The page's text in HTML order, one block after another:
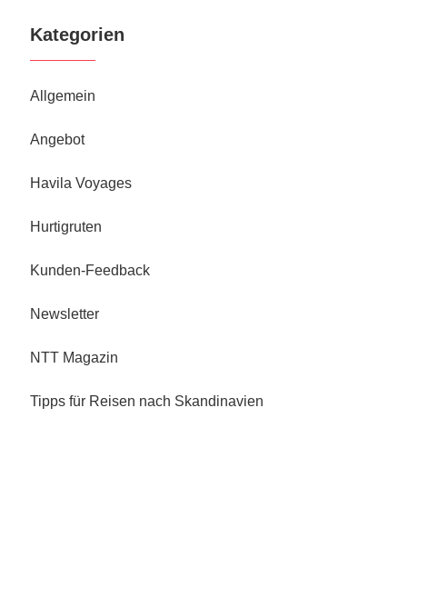
Kategorien
Allgemein
Angebot
Havila Voyages
Hurtigruten
Kunden-Feedback
Newsletter
NTT Magazin
Tipps für Reisen nach Skandinavien